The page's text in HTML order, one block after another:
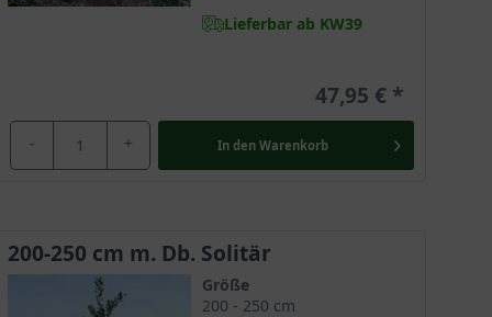
m. Die Sorten des Ilex aquifolium Alaska erreichen
Lieferbar ab KW39
47,95 €
- + In den Warenkorb
200-250 cm m. Db. Solitär
Größe
200 - 250 cm